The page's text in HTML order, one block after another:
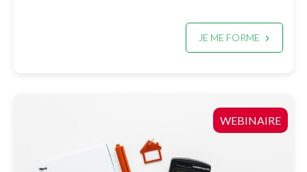
JE ME FORME
WEBINAIRE